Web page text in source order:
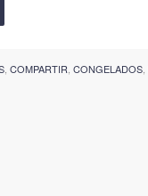
,COMPARTIR ,CONGELADOS